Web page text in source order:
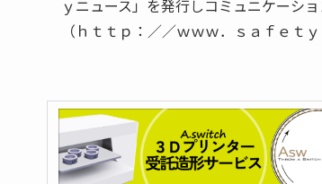
ｙニュース」を発行しコミュニケーショ
（ｈｔｔｐ：／／ｗｗｗ．ｓａｆｅｔｙ